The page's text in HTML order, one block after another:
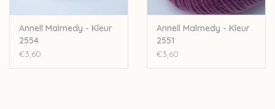
Annell Malmedy - Kleur
2554
€3,60
Annell Malmedy - Kleur
2551
€3,60